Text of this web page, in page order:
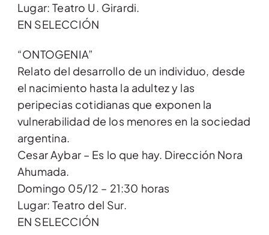
Lugar: Teatro U. Girardi.
EN SELECCIÓN
“ONTOGENIA”
Relato del desarrollo de un individuo, desde
el nacimiento hasta la adultez y las
peripecias cotidianas que exponen la
vulnerabilidad de los menores en la sociedad
argentina.
Cesar Aybar – Es lo que hay. Dirección Nora
Ahumada.
Domingo 05/12 – 21:30 horas
Lugar: Teatro del Sur.
EN SELECCIÓN